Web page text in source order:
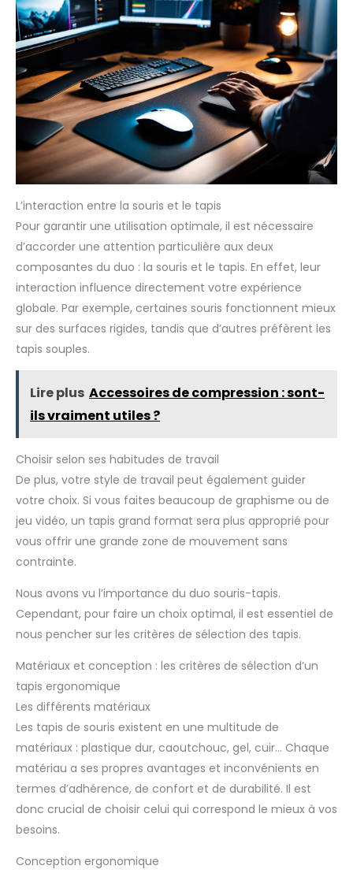
L’interaction entre la souris et le tapis
Pour garantir une utilisation optimale, il est nécessaire
d’accorder une attention particulière aux deux
composantes du duo : la souris et le tapis. En effet, leur
interaction influence directement votre expérience
globale. Par exemple, certaines souris fonctionnent mieux
sur des surfaces rigides, tandis que d’autres préfèrent les
tapis souples.
Lire plus Accessoires de compression : sont-
ils vraiment utiles ?
Choisir selon ses habitudes de travail
De plus, votre style de travail peut également guider
votre choix. Si vous faites beaucoup de graphisme ou de
jeu vidéo, un tapis grand format sera plus approprié pour
vous offrir une grande zone de mouvement sans
contrainte.
Nous avons vu l’importance du duo souris-tapis.
Cependant, pour faire un choix optimal, il est essentiel de
nous pencher sur les critères de sélection des tapis.
Matériaux et conception : les critères de sélection d’un
tapis ergonomique
Les différents matériaux
Les tapis de souris existent en une multitude de
matériaux : plastique dur, caoutchouc, gel, cuir… Chaque
matériau a ses propres avantages et inconvénients en
termes d’adhérence, de confort et de durabilité. Il est
donc crucial de choisir celui qui correspond le mieux à vos
besoins.
Conception ergonomique